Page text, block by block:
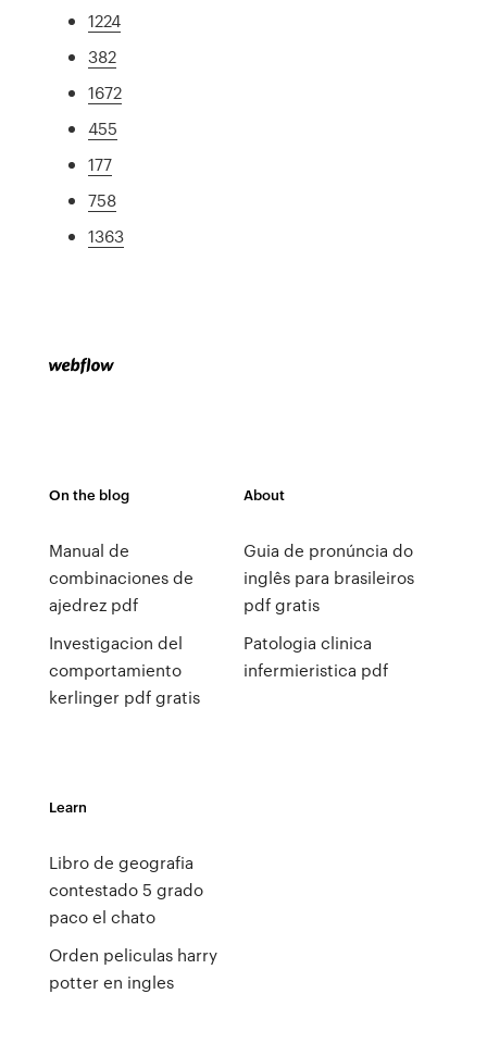
1224
382
1672
455
177
758
1363
On the blog
Manual de
combinaciones de
ajedrez pdf
Investigacion del
comportamiento
kerlinger pdf gratis
About
Guia de pronúncia do
inglês para brasileiros
pdf gratis
Patologia clinica
infermieristica pdf
Learn
Libro de geografia
contestado 5 grado
paco el chato
Orden peliculas harry
potter en ingles